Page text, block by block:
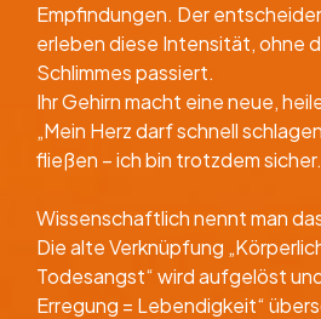
Empfindungen. Der
erleben diese Intensität, ohne
Schlimmes passiert.
Ihr Gehirn macht eine neue,
„Mein Herz darf schnell
fließen – ich bin trotzdem
Wissenschaftlich nennt man
Die alte Verknüpfung
Todesangst“ wird aufgelöst
Erregung = Lebendigkeit“